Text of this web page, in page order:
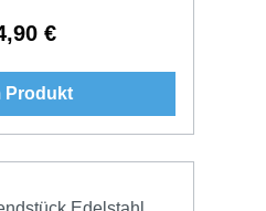
Preis:
€
Produkt